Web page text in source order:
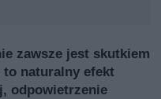
zawsze jest skutkiem
to naturalny efekt
odpowietrzenie